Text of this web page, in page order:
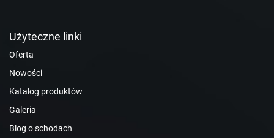
Użyteczne linki
Oferta
Nowości
Katalog produktów
Galeria
Blog o schodach